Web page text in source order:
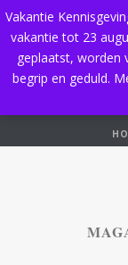
Vakantie
vakantie tot 23
geplaatst, worden
begrip en geduld.